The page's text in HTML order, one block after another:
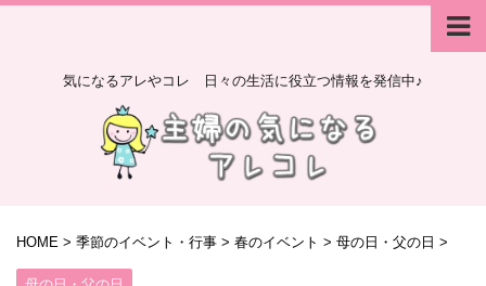
気になるアレやコレ 日々の生活に役立つ情報を発信中♪
HOME > 季節のイベント・行事 > 春のイベント > 母の日・父の日 >